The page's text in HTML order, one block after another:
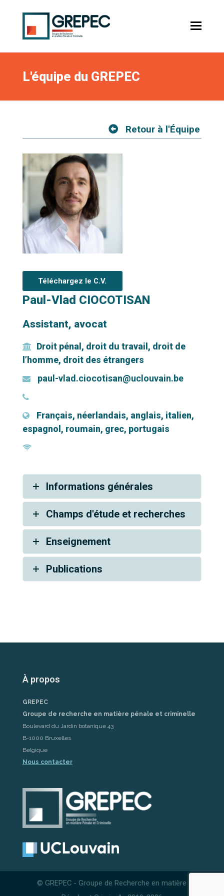
L'équipe du GREPEC
Retour à l'Équipe
Téléchargez le C.V.
Paul-Vlad CIOCOTISAN
Assistant, avocat
Droit pénal, droit du travail, droit de
l’homme, droit des étrangers
paul-vlad.ciocotisan@uclouvain.be
Français, néerlandais, anglais, italien,
espagnol, roumain, grec, portugais
Informations générales
Champs d'étude et recherches
Enseignement
Publications
À propos
GREPEC
Groupe de recherche en matière pénale et criminelle
Boulevard du Jardin botanique 43
B-1000 Bruxelles
Belgique
Nous contacter
© GREPEC - Groupe de Recherche en matière